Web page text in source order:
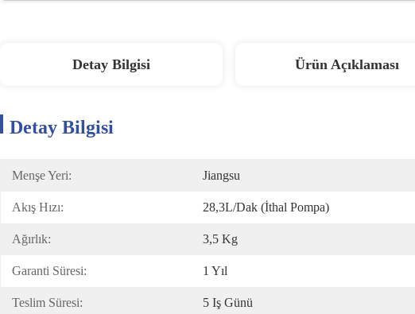
Detay Bilgisi Ürün Açıklaması
Detay Bilgisi
Menşe Yeri: Jiangsu
Akış Hızı: 28,3L/dak (İthal Pompa)
Ağırlık: 3,5 Kg
Garanti Süresi: 1 Yıl
Teslim Süresi: 5 Iş Günü